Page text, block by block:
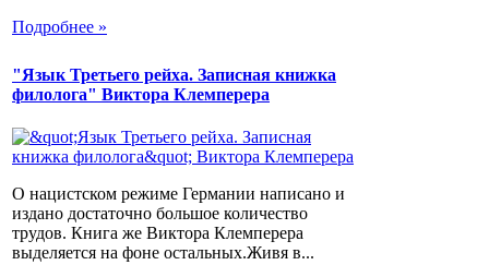
Подробнее »
"Язык Третьего рейха. Записная книжка
филолога" Виктора Клемперера
О нацистском режиме Германии написано и
издано достаточно большое количество
трудов. Книга же Виктора Клемперера
выделяется на фоне остальных.Живя в...